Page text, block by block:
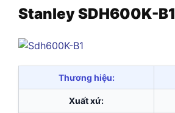
Stanley SDH600K-B1
Thương hiệu:
Xuất xứ: